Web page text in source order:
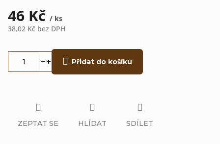
46 Kč / ks
38,02 Kč bez DPH
Přidat do košíku
ZEPTAT SE HLÍDAT SDÍLET